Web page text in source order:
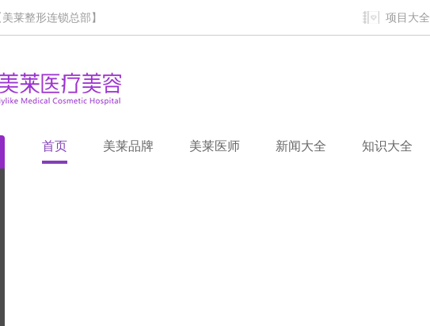
莱整形连锁总部】 项目大全
首页 美莱品牌 美莱医师 新闻大全 知识大全